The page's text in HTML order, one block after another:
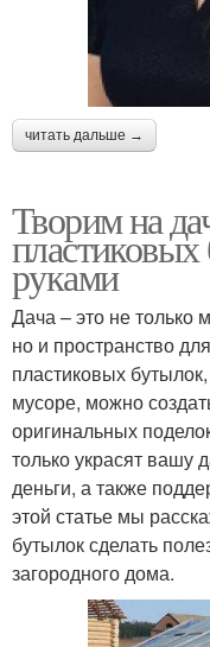
читать дальше →
Творим на
руками
Дача – это не только
но и пространство
пластиковых
мусоре, можно
оригинальных
только украсят вашу
деньги, а также
этой статье мы
бутылок сделать
загородного дома.